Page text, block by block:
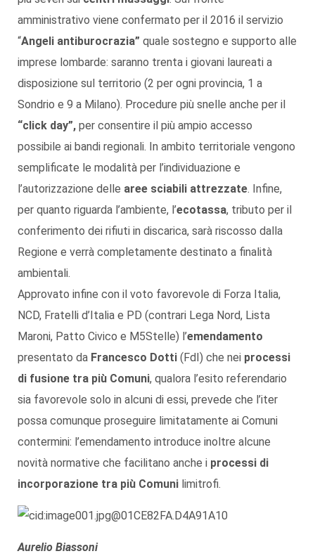
amministrativo viene confermato per il 2016 il servizio
“Angeli antiburocrazia” quale sostegno e supporto alle
imprese lombarde: saranno trenta i giovani laureati a
disposizione sul territorio (2 per ogni provincia, 1 a
Sondrio e 9 a Milano). Procedure più snelle anche per il
“click day”, per consentire il più ampio accesso
possibile ai bandi regionali. In ambito territoriale vengono
semplificate le modalità per l’individuazione e
l’autorizzazione delle aree sciabili attrezzate. Infine,
per quanto riguarda l’ambiente, l’ecotassa, tributo per il
conferimento dei rifiuti in discarica, sarà riscosso dalla
Regione e verrà completamente destinato a finalità
ambientali.
Approvato infine con il voto favorevole di Forza Italia,
NCD, Fratelli d’Italia e PD (contrari Lega Nord, Lista
Maroni, Patto Civico e M5Stelle) l’emendamento
presentato da Francesco Dotti (FdI) che nei processi
di fusione tra più Comuni, qualora l’esito referendario
sia favorevole solo in alcuni di essi, prevede che l’iter
possa comunque proseguire limitatamente ai Comuni
contermini: l’emendamento introduce inoltre alcune
novità normative che facilitano anche i processi di
incorporazione tra più Comuni limitrofi.
Aurelio Biassoni